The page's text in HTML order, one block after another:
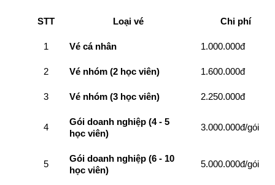
STT Loại vé Chi phí
1 Vé cá nhân 1.000.000đ
2 Vé nhóm (2 học viên) 1.600.000đ
3 Vé nhóm (3 học viên) 2.250.000đ
4
Gói doanh nghiệp (4 - 5
học viên)
3.000.000đ/gói
5
Gói doanh nghiệp (6 - 10
học viên)
5.000.000đ/gói